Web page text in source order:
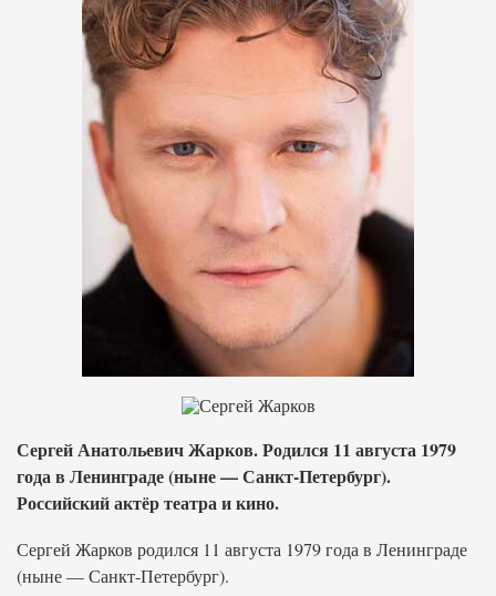
Сергей Анатольевич Жарков. Родился 11 августа 1979
года в Ленинграде (ныне — Санкт-Петербург).
Российский актёр театра и кино.
Сергей Жарков родился 11 августа 1979 года в Ленинграде
(ныне — Санкт-Петербург).